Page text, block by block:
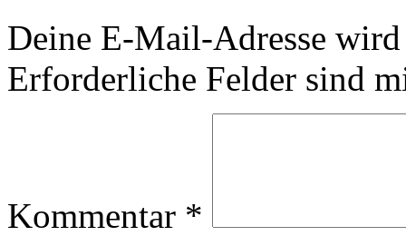
Deine E-Mail-Adresse
Erforderliche Felder sind
Kommentar *